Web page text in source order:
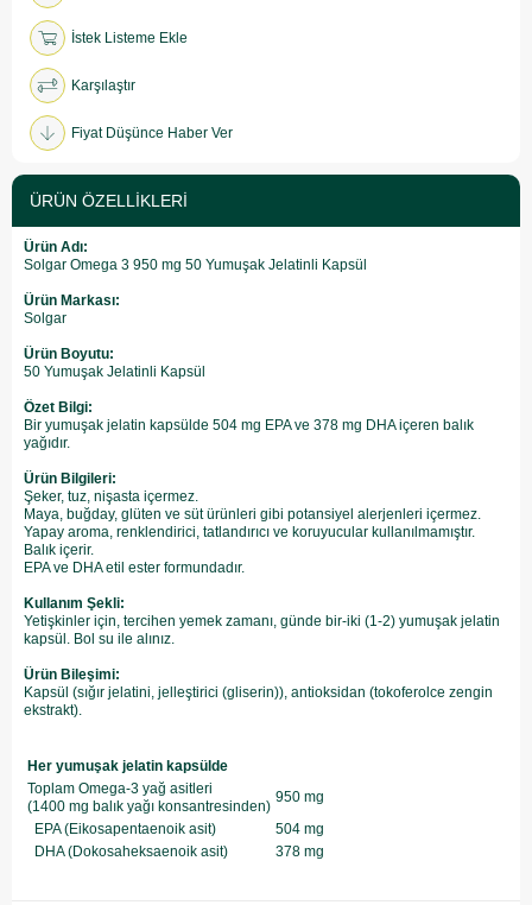
İstek Listeme Ekle
Karşılaştır
Fiyat Düşünce Haber Ver
ÜRÜN ÖZELLIKLERI
Ürün Adı:
Solgar Omega 3 950 mg 50 Yumuşak Jelatinli Kapsül
Ürün Markası:
Solgar
Ürün Boyutu:
50 Yumuşak Jelatinli Kapsül
Özet Bilgi:
Bir yumuşak jelatin kapsülde 504 mg EPA ve 378 mg DHA içeren balık
yağıdır.
Ürün Bilgileri:
Şeker, tuz, nişasta içermez.
Maya, buğday, glüten ve süt ürünleri gibi potansiyel alerjenleri içermez.
Yapay aroma, renklendirici, tatlandırıcı ve koruyucular kullanılmamıştır.
Balık içerir.
EPA ve DHA etil ester formundadır.
Kullanım Şekli:
Yetişkinler için, tercihen yemek zamanı, günde bir-iki (1-2) yumuşak jelatin
kapsül. Bol su ile alınız.
Ürün Bileşimi:
Kapsül (sığır jelatini, jelleştirici (gliserin)), antioksidan (tokoferolce zengin
ekstrakt).
Her yumuşak jelatin kapsülde
Toplam Omega-3 yağ asitleri
(1400 mg balık yağı konsantresinden)
950 mg
EPA (Eikosapentaenoik asit)
504 mg
DHA (Dokosaheksaenoik asit)
378 mg